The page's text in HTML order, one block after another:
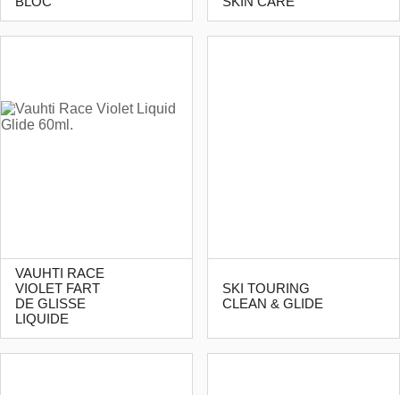
VAUHTI RACE
VIOLET FART
DE GLISSE
LIQUIDE
SKI TOURING
CLEAN & GLIDE